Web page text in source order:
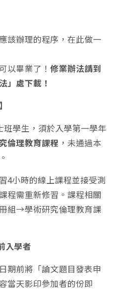
該辦理的程序，在此做一
以畢業了！修業辦法請到
」處下載！
班學生，須於入學第一學年
倫理教育課程 ，未通過本
4小時的線上課程並接受測
程需重新修習。課程相關
組→學術研究倫理教育課
入學者
前將「論文題目發表申
當天影印參加者的份即